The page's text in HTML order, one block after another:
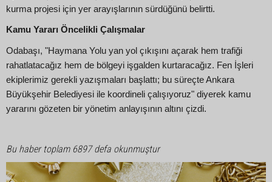
kurma projesi için yer arayışlarının sürdüğünü belirtti.
Kamu Yararı Öncelikli Çalışmalar
Odabaşı, "Haymana Yolu yan yol çıkışını açarak hem trafiği
rahatlatacağız hem de bölgeyi işgalden kurtaracağız. Fen İşleri
ekiplerimiz gerekli yazışmaları başlattı; bu süreçte Ankara
Büyükşehir Belediyesi ile koordineli çalışıyoruz" diyerek kamu
yararını gözeten bir yönetim anlayışının altını çizdi.
Bu haber toplam 6897 defa okunmuştur